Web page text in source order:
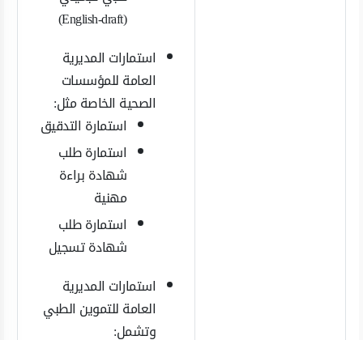
(English-draft)
استمارات المديرية
العامة للمؤسسات
الصحية الخاصة مثل:
استمارة التدقيق
استمارة طلب
شهادة براءة
مهنية
استمارة طلب
شهادة تسجيل
استمارات المديرية
العامة للتموين الطبي
وتشمل: